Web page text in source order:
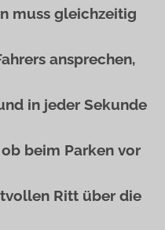
muss gleichzeitig
ansprechen,
in jeder Sekunde
beim Parken vor
Ritt über die